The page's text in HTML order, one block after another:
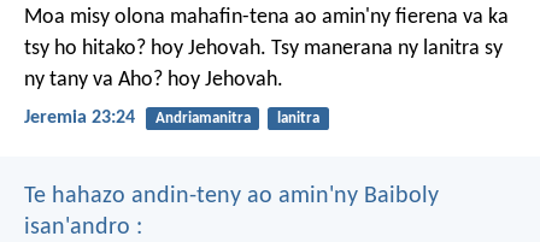
Moa misy olona mahafin-tena ao amin'ny fierena va ka
tsy ho hitako? hoy Jehovah. Tsy manerana ny lanitra sy
ny tany va Aho? hoy Jehovah.
Jeremia 23:24 Andriamanitra lanitra
Te hahazo andin-teny ao amin'ny Baiboly
isan'andro :